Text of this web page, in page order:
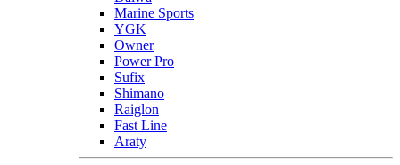
Marine Sports
YGK
Owner
Power Pro
Sufix
Shimano
Raiglon
Fast Line
Araty